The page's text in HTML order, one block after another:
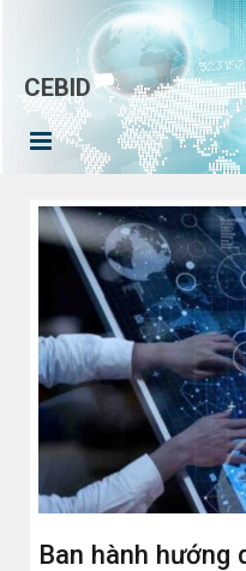
CEBID
Ban hành hướng